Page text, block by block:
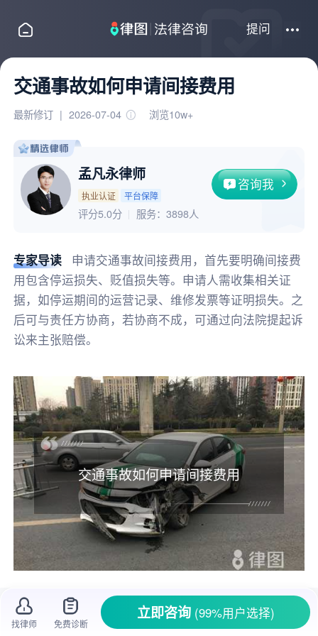
提问
交通事故如何申请间接费用
最新修订 | 2026-07-04 浏览10w+
孟凡永律师
执业认证 平台保障
咨询我
评分5.0分 服务： 3898人
专家导读
申请交通事故间接费用，首先要明确间接费
用包含停运损失、贬值损失等。申请人需收集相关证
据，如停运期间的运营记录、维修发票等证明损失。之
后可与责任方协商，若协商不成，可通过向法院提起诉
讼来主张赔偿。
交通事故如何申请间接费用
在道路上开车，难免会遇到交通事故。一旦
发生事故，除了车辆的直接损失，还可能产生一
找律师 免费诊断
立即咨询 (99%用户选择)